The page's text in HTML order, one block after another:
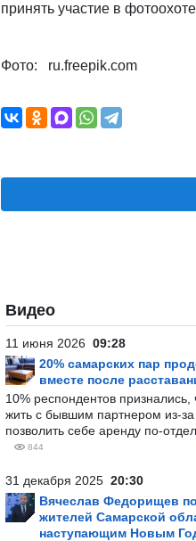
принять участие в
Фото: ru.freepik.com
Видео
11 июня 2026 09:28
20% самарских пар
вместе после
10% респондентов
жить с бывшим партнером из-за
позволить себе аренду по-
844
31 декабря 2025 20:30
Вячеслав Федорищев
жителей Самарской
наступающим Новым